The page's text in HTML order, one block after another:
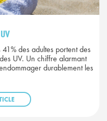
des adultes portent des
UV. Un chiffre alarmant
durablement les